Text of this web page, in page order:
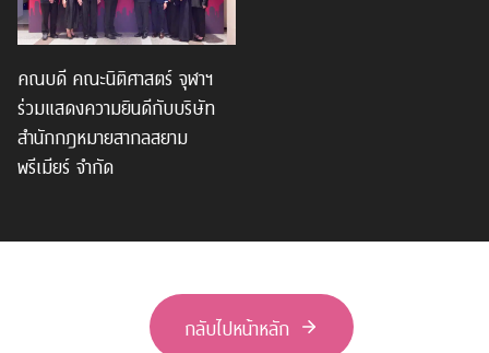
คณบดี คณะนิติศาสตร์ จุฬาฯ
ร่วมแสดงความยินดีกับบริษัท
สำนักกฎหมายสากลสยาม
พรีเมียร์ จำกัด
กลับไปหน้าหลัก